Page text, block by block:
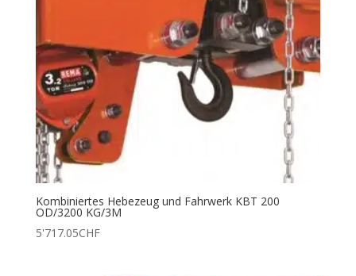
Kombiniertes Hebezeug und Fahrwerk KBT 200
OD/3200 KG/3M
5'717.05CHF